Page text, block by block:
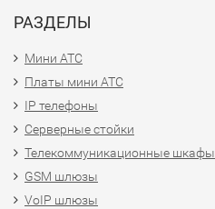
РАЗДЕЛЫ
Мини АТС
Платы мини АТС
IP телефоны
Серверные стойки
Телекоммуникационные шкафы
GSM шлюзы
VoIP шлюзы